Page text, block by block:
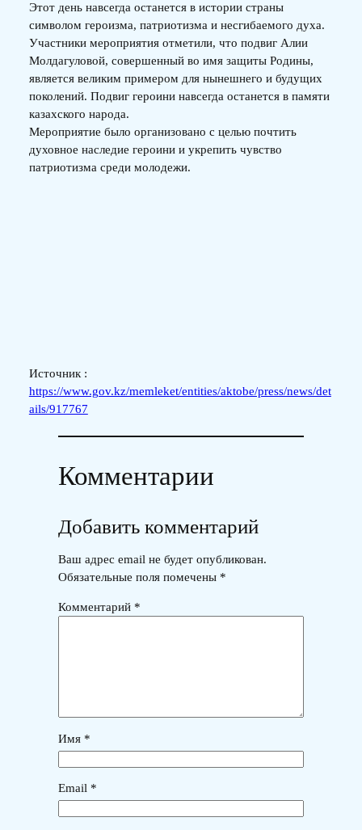
Этот день навсегда останется в истории страны
символом героизма, патриотизма и несгибаемого духа.
Участники мероприятия отметили, что подвиг Алии
Молдагуловой, совершенный во имя защиты Родины,
является великим примером для нынешнего и будущих
поколений. Подвиг героини навсегда останется в памяти
казахского народа.
Мероприятие было организовано с целью почтить
духовное наследие героини и укрепить чувство
патриотизма среди молодежи.
Источник :
https://www.gov.kz/memleket/entities/aktobe/press/news/det
ails/917767
Комментарии
Добавить комментарий
Ваш адрес email не будет опубликован.
Обязательные поля помечены *
Комментарий *
Имя *
Email *